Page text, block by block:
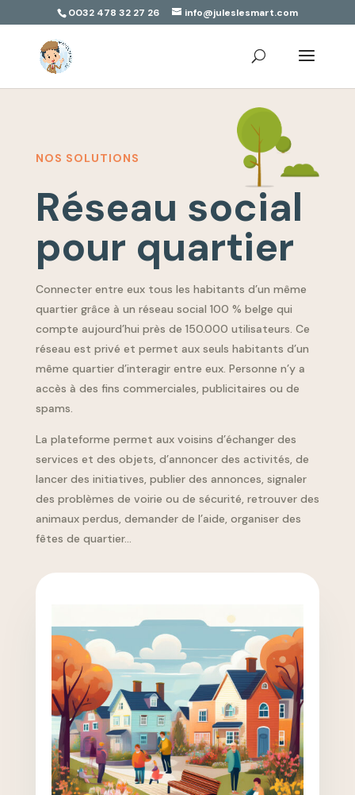
0032 478 32 27 26 info@juleslesmart.com
NOS SOLUTIONS
Réseau social
pour quartier
Connecter entre eux tous les habitants d’un même
quartier grâce à un réseau social 100 % belge qui
compte aujourd’hui près de 150.000 utilisateurs. Ce
réseau est privé et permet aux seuls habitants d’un
même quartier d’interagir entre eux. Personne n’y a
accès à des fins commerciales, publicitaires ou de
spams.
La plateforme permet aux voisins d’échanger des
services et des objets, d’annoncer des activités, de
lancer des initiatives, publier des annonces, signaler
des problèmes de voirie ou de sécurité, retrouver des
animaux perdus, demander de l’aide, organiser des
fêtes de quartier…